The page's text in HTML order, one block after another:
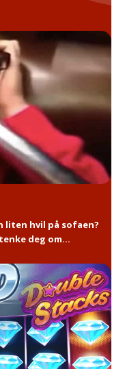
liten hvil på sofaen?
deg om...